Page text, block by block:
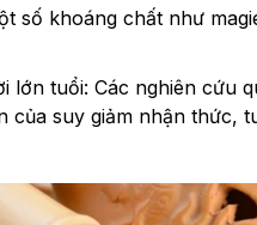
số khoáng chất như
tuổi: Các nghiên cứu
của suy giảm nhận thức,